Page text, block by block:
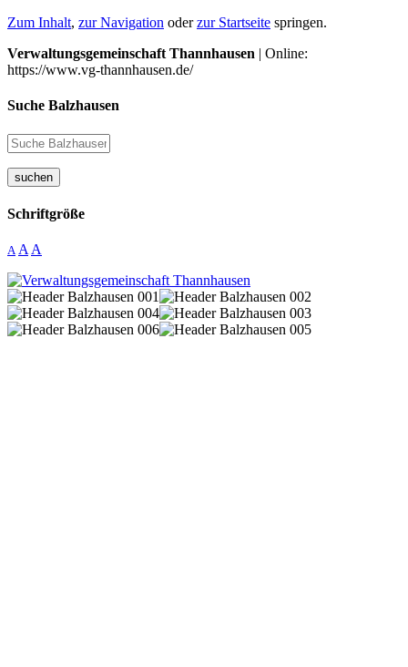
Zum Inhalt, zur Navigation oderzur Startseite springen.
Verwaltungsgemeinschaft Thannhausen | Online:
https://www.vg-thannhausen.de/
Suche Balzhausen
suchen
Schriftgröße
A A A